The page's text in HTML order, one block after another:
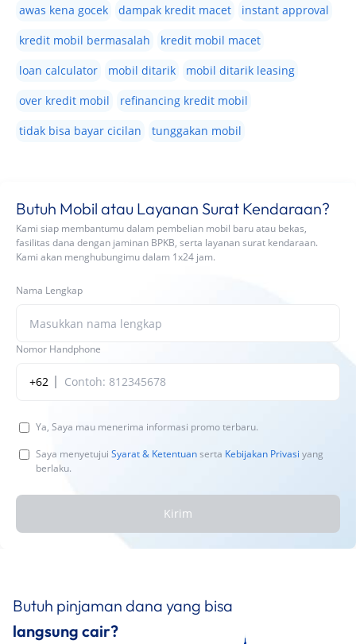
awas kena gocek dampak kredit macet
instant approval
kredit mobil bermasalah
kredit mobil macet
loan calculator
mobil ditarik
mobil ditarik leasing
over kredit mobil
refinancing kredit mobil
tidak bisa bayar cicilan
tunggakan mobil
Butuh Mobil atau Layanan Surat Kendaraan?
Kami siap membantumu dalam pembelian mobil baru atau bekas,
fasilitas dana dengan jaminan BPKB, serta layanan surat kendaraan.
Kami akan menghubungimu dalam 1x24 jam.
Nama Lengkap
Nomor Handphone
+62
Ya, Saya mau menerima informasi promo terbaru.
Saya menyetujui Syarat & Ketentuanserta Kebijakan Privasi yang
berlaku.
Kirim
Butuh pinjaman dana yang bisa
langsung cair?